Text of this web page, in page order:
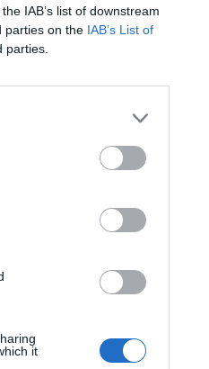
IAB’s list of downstream
parties on the IAB’s List of
parties.
it
se
v
je
co
zprávy nejnovější
Vedoucí s dětmi
Pravčickou
pokutu 10 000
7.8.2026 14:20
Za úhyn raků a
Chrudimsku
CzechGlobe
digitálně
7.8.2026 11:34
Diskuse: 2